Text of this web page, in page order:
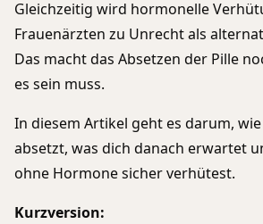
Gleichzeitig wird hormonelle
Frauenärzten zu Unrecht als
Das macht das Absetzen der Pille
es sein muss.
In diesem Artikel geht es darum,
absetzt, was dich danach erwartet
ohne Hormone sicher verhütest.
Kurzversion: